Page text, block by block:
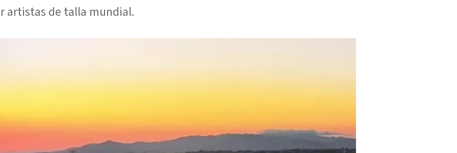
artistas de talla mundial.